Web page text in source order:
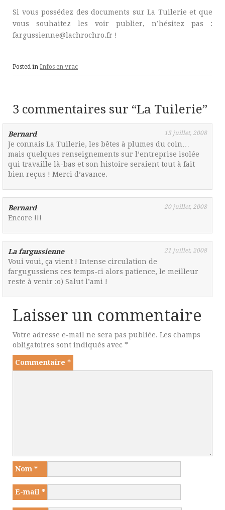
Si vous possédez des documents sur La Tuilerie et que
vous souhaitez les voir publier, n’hésitez pas :
fargussienne@lachrochro.fr !
Posted in Infos en vrac
3 commentaires sur “La Tuilerie”
Bernard 15 juillet, 2008
Je connais La Tuilerie, les bêtes à plumes du coin…
mais quelques renseignements sur l’entreprise isolée
qui travaille là-bas et son histoire seraient tout à fait
bien reçus ! Merci d’avance.
Bernard 20 juillet, 2008
Encore !!!
La fargussienne 21 juillet, 2008
Voui voui, ça vient ! Intense circulation de
fargugussiens ces temps-ci alors patience, le meilleur
reste à venir :o) Salut l’ami !
Laisser un commentaire
Votre adresse e-mail ne sera pas publiée. Les champs
obligatoires sont indiqués avec *
Commentaire *
Nom *
E-mail *